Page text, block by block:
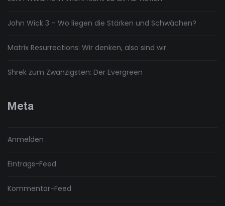
John Wick 3 – Wo liegen die Stärken und Schwächen?
Matrix Resurrections: Wir denken, also sind wir
Shrek zum Zwanzigsten: Der Evergreen
Meta
Anmelden
Eintrags-Feed
Kommentar-Feed